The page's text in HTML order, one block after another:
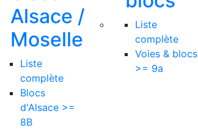
Alsace /
Moselle
Liste
complète
Blocs
d'Alsace >=
8B
Liste
complète
Voies & blocs
>= 9a